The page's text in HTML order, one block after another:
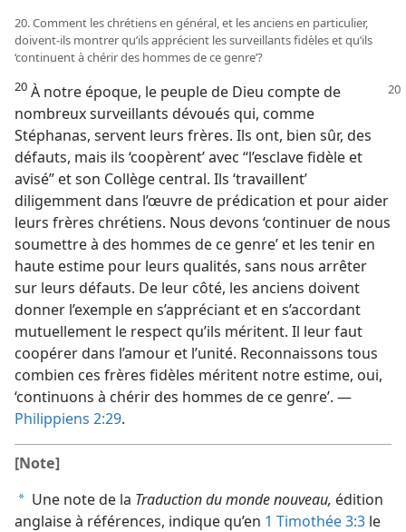
20. Comment les chrétiens en général, et les anciens en particulier,
doivent-ils montrer qu’ils apprécient les surveillants fidèles et qu’ils
‘continuent à chérir des hommes de ce genre’?
20 À notre époque, le peuple de Dieu compte de
nombreux surveillants dévoués qui, comme
Stéphanas, servent leurs frères. Ils ont, bien sûr, des
défauts, mais ils ‘coopèrent’ avec “l’esclave fidèle et
avisé” et son Collège central. Ils ‘travaillent’
diligemment dans l’œuvre de prédication et pour aider
leurs frères chrétiens. Nous devons ‘continuer de nous
soumettre à des hommes de ce genre’ et les tenir en
haute estime pour leurs qualités, sans nous arrêter
sur leurs défauts. De leur côté, les anciens doivent
donner l’exemple en s’appréciant et en s’accordant
mutuellement le respect qu’ils méritent. Il leur faut
coopérer dans l’amour et l’unité. Reconnaissons tous
combien ces frères fidèles méritent notre estime, oui,
‘continuons à chérir des hommes de ce genre’. —
Philippiens 2:29.
[Note]
a Une note de la Traduction du monde nouveau, édition
anglaise à références, indique qu’en 1 Timothée 3:3 le